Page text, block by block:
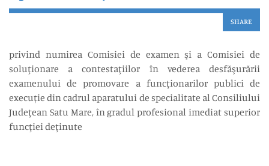
SHARE
privind numirea Comisiei de examen şi a Comisiei de
soluţionare a contestaţiilor în vederea desfăşurării
examenului de promovare a funcţionarilor publici de
execuție din cadrul aparatului de specialitate al Consiliului
Judeţean Satu Mare, în gradul profesional imediat superior
funcţiei deţinute